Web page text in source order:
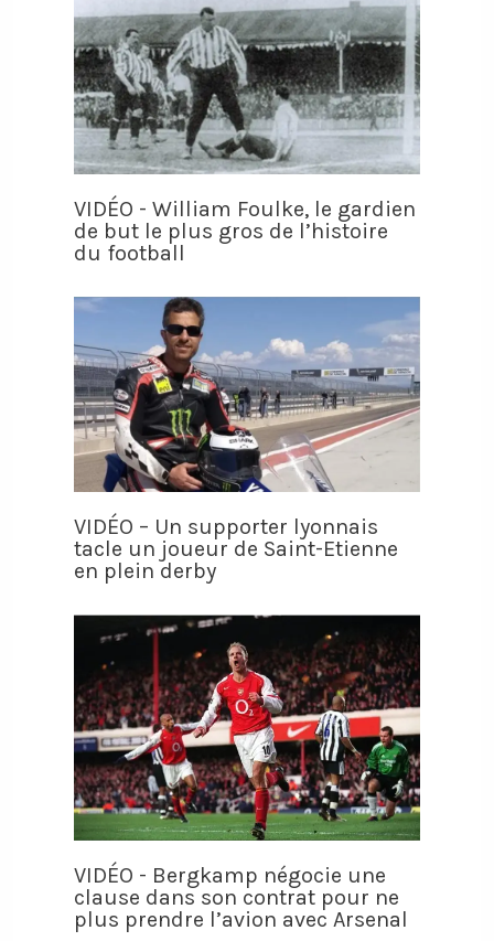
VIDÉO - William Foulke, le gardien
de but le plus gros de l’histoire
du football
VIDÉO – Un supporter lyonnais
tacle un joueur de Saint-Etienne
en plein derby
VIDÉO - Bergkamp négocie une
clause dans son contrat pour ne
plus prendre l’avion avec Arsenal